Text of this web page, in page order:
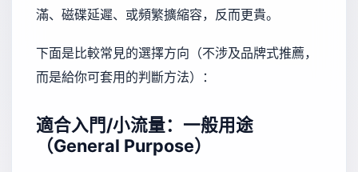
滿、磁碟延遲、或頻繁擴縮容，反而更貴。
下面是比較常見的選擇方向（不涉及品牌式推薦，
而是給你可套用的判斷方法）：
適合入門/小流量：一般用途
（General Purpose）